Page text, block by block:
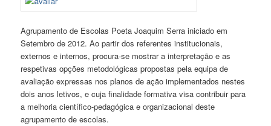
Agrupamento de Escolas Poeta Joaquim Serra iniciado em
Setembro de 2012. Ao partir dos referentes institucionais,
externos e internos, procura-se mostrar a interpretação e as
respetivas opções metodológicas propostas pela equipa de
avaliação expressas nos planos de ação implementados nestes
dois anos letivos, e cuja finalidade formativa visa contribuir para
a melhoria científico-pedagógica e organizacional deste
agrupamento de escolas.